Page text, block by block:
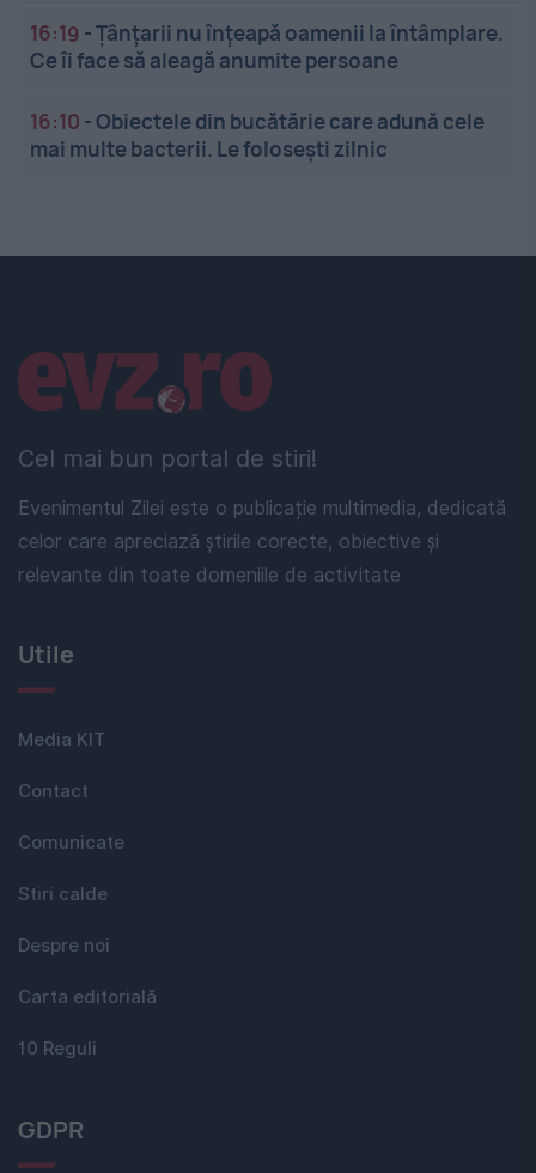
16:19 -Țânțarii nu înțeapă oamenii la întâmplare.
Ce îi face să aleagă anumite persoane
16:10 -Obiectele din bucătărie care adună cele
mai multe bacterii. Le folosești zilnic
Cel mai bun portal de stiri!
Evenimentul Zilei este o publicație multimedia, dedicată
celor care apreciază știrile corecte, obiective și
relevante din toate domeniile de activitate
Linkuri utile
Utile
Media KIT
Contact
Comunicate
Stiri calde
Despre noi
Carta editorială
10 Reguli
GDPR